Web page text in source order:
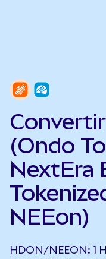
(Ondo
NextEra
NEEon)
HDON/NEEON: 1